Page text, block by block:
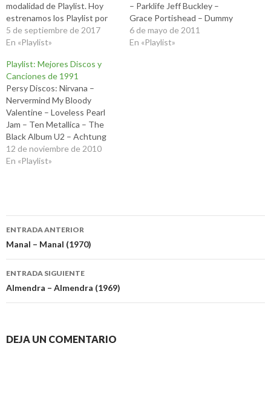
modalidad de Playlist. Hoy
estrenamos los Playlist por
Bandas, donde los escritores
de la pagina estarán haciendo
10 discos por banda. En esta
oportunidad arrancamos con
los Stones, pero estaremos
publicando…
5 de septiembre de 2017
En «Playlist»
– Parklife Jeff Buckley –
Grace Portishead – Dummy
Nirvana – MTV Unplugged in
New York Soundgarden –
6 de mayo de 2011
En «Playlist»
Playlist: Mejores Discos y
Canciones de 1991
Persy Discos: Nirvana –
Nervermind My Bloody
Valentine – Loveless Pearl
Jam – Ten Metallica – The
Black Album U2 – Achtung
Baby Red Hot Chili Peppers –
Blood Sugar Sex Magik Primal
Canciones:…
12 de noviembre de 2010
En «Playlist»
Navegación
de
entradas
ENTRADA ANTERIOR
Manal – Manal (1970)
ENTRADA SIGUIENTE
Almendra – Almendra (1969)
DEJA UN COMENTARIO